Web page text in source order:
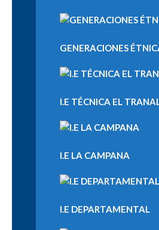
GENERACIONES
I.E TÉCNICA EL
I.E LA CAMPANA
I.E DEPARTAMENTAL